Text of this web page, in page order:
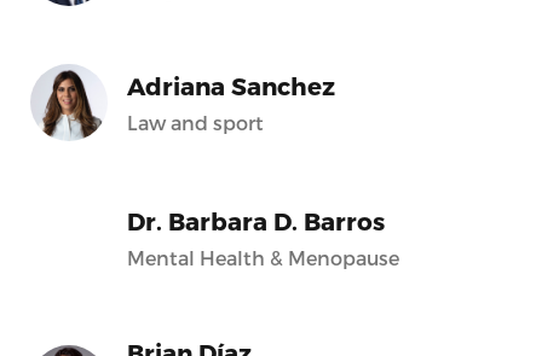
Adriana Sanchez
Law and sport
Dr. Barbara D. Barros
Mental Health & Menopause